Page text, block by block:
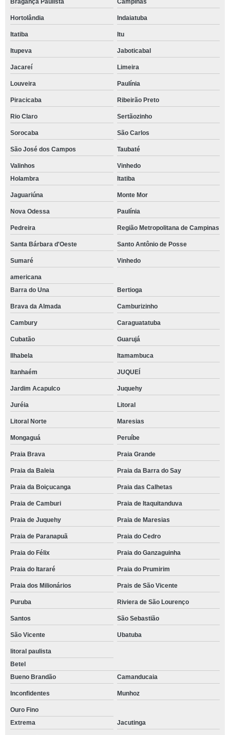
Bragança Paulista Campinas
Hortolândia Indaiatuba
Itatiba Itu
Itupeva Jaboticabal
Jacareí Limeira
Louveira Paulínia
Piracicaba Ribeirão Preto
Rio Claro Sertãozinho
Sorocaba São Carlos
São José dos Campos Taubaté
Valinhos
Vinhedo
Holambra
Itatiba
Jaguariúna Monte Mor
Nova Odessa Paulínia
Pedreira Região Metropolitana de Campinas
Santa Bárbara d'Oeste Santo Antônio de Posse
Sumaré Vinhedo
americana
Barra do Una
Bertioga
Brava da Almada Camburizinho
Cambury Caraguatatuba
Cubatão Guarujá
Ilhabela Itamambuca
Itanhaém JUQUEÍ
Jardim Acapulco Juquehy
Juréia Litoral
Litoral Norte Maresias
Mongaguá Peruíbe
Praia Brava Praia Grande
Praia da Baleia Praia da Barra do Say
Praia da Boiçucanga Praia das Calhetas
Praia de Camburi Praia de Itaquitanduva
Praia de Juquehy Praia de Maresias
Praia de Paranapuã Praia do Cedro
Praia do Félix Praia do Ganzaguinha
Praia do Itararé Praia do Prumirim
Praia dos Milionários Prais de São Vicente
Puruba Riviera de São Lourenço
Santos São Sebastião
São Vicente Ubatuba
litoral paulista
Betel
Bueno Brandão
Camanducaia
Inconfidentes Munhoz
Ouro Fino
Extrema
Jacutinga